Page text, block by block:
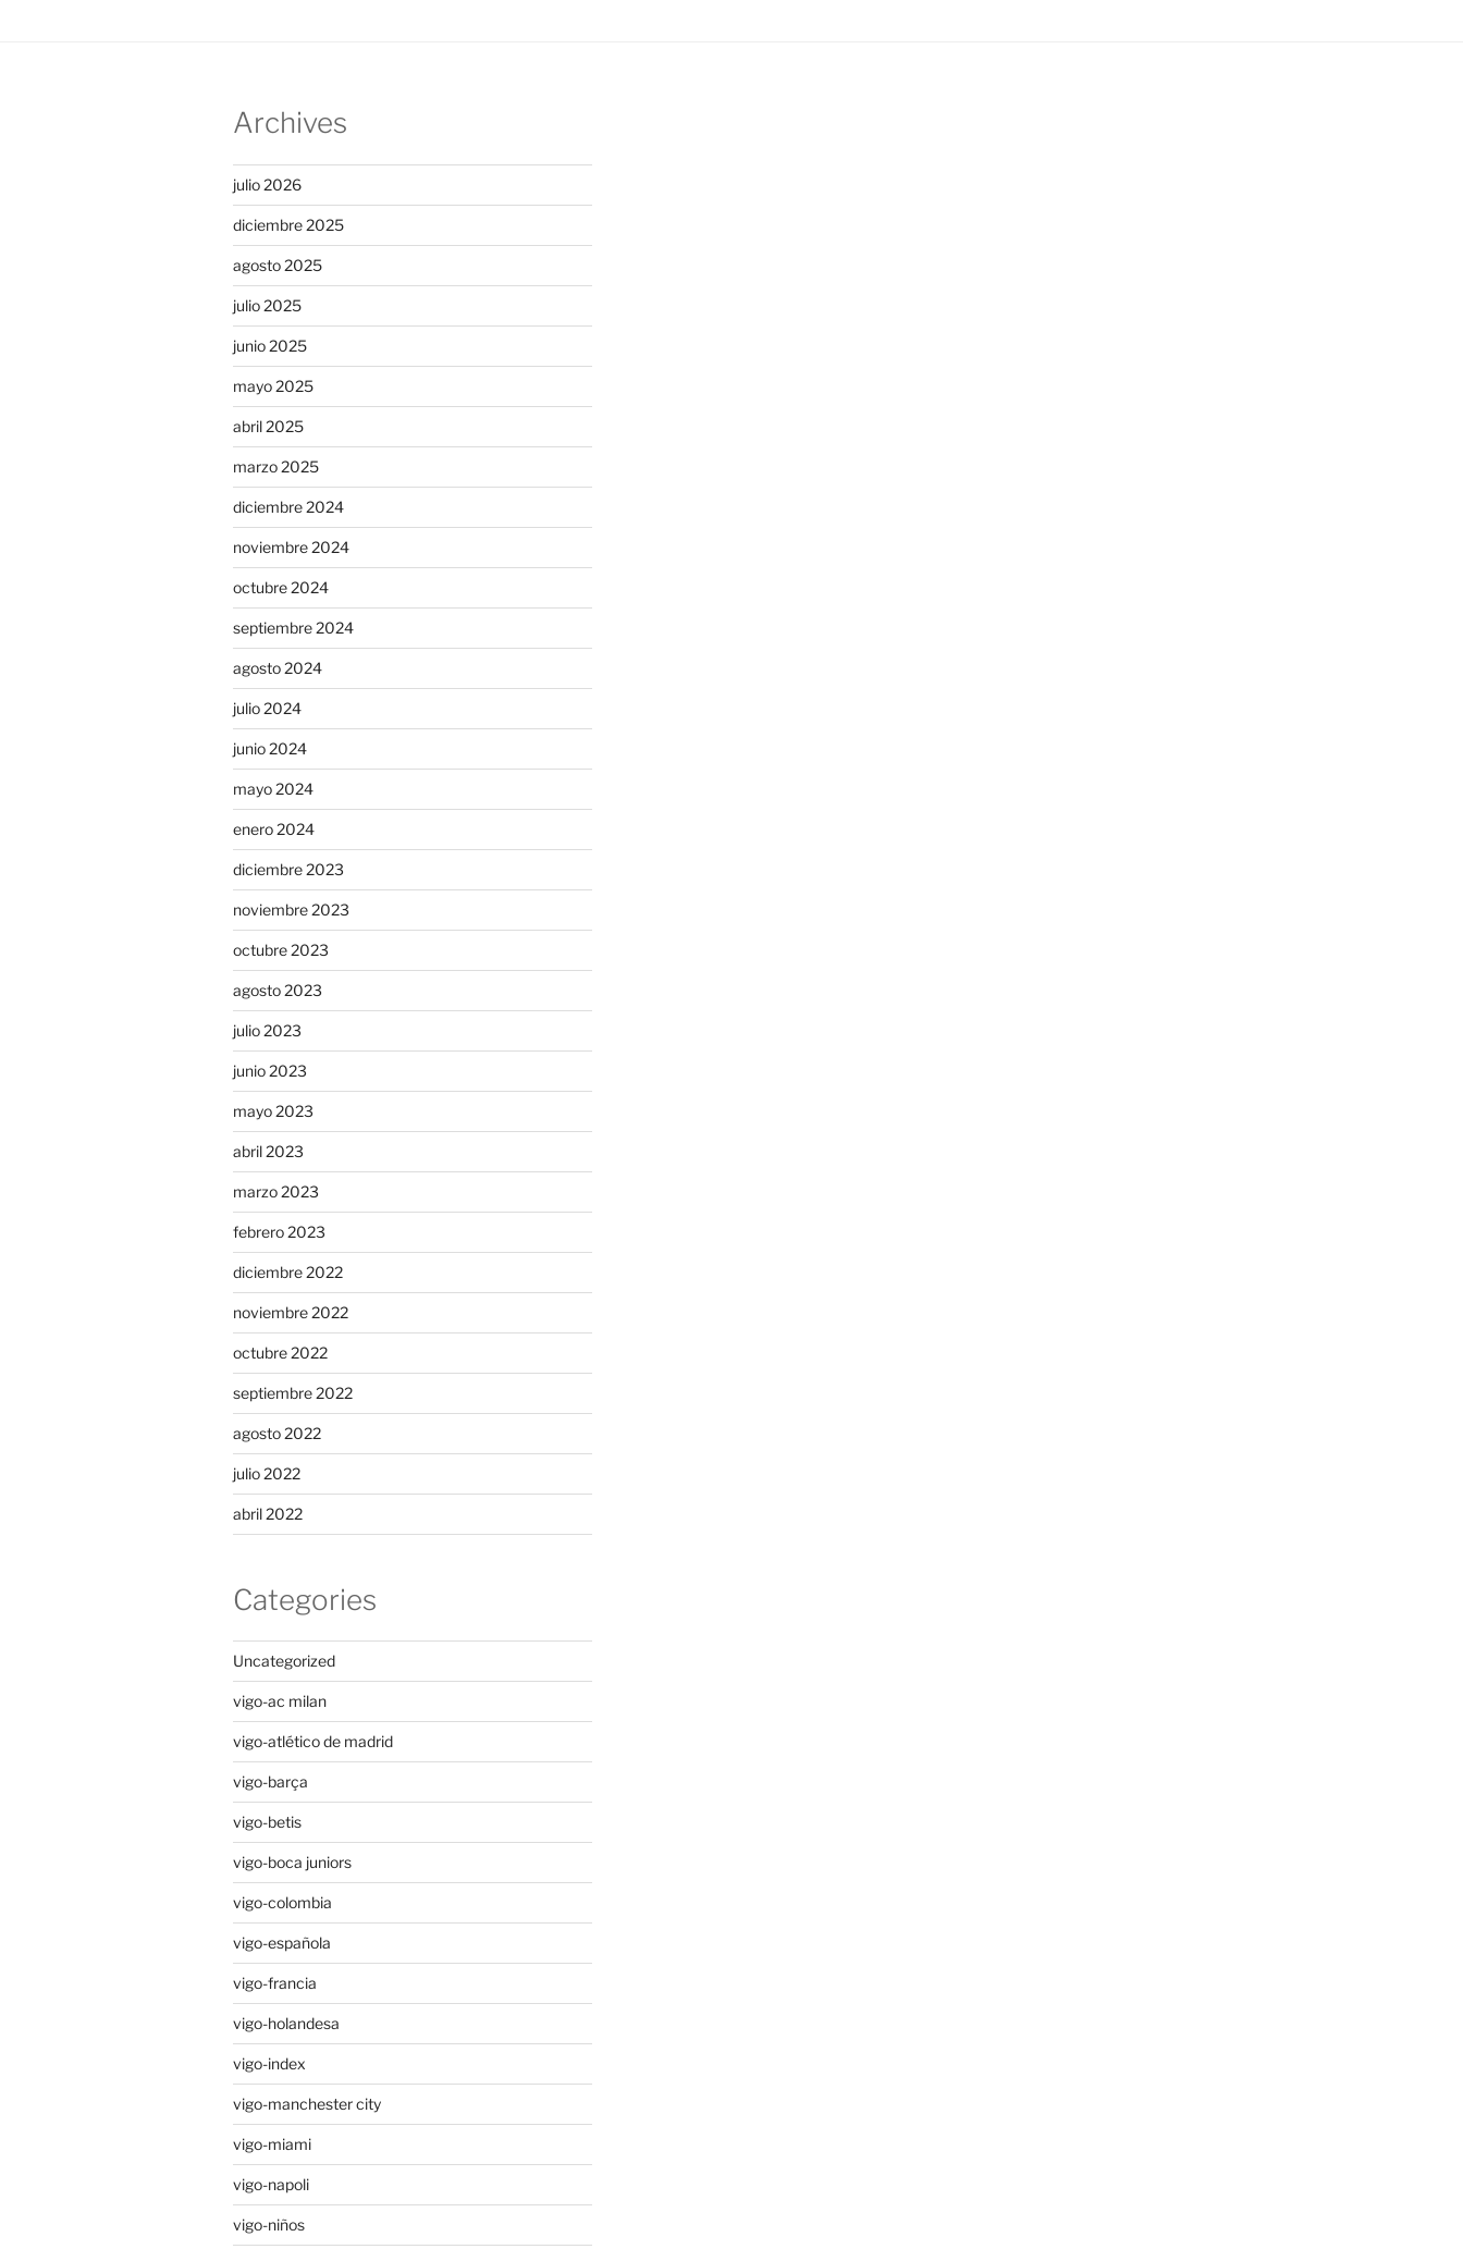
Archives
julio 2026
diciembre 2025
agosto 2025
julio 2025
junio 2025
mayo 2025
abril 2025
marzo 2025
diciembre 2024
noviembre 2024
octubre 2024
septiembre 2024
agosto 2024
julio 2024
junio 2024
mayo 2024
enero 2024
diciembre 2023
noviembre 2023
octubre 2023
agosto 2023
julio 2023
junio 2023
mayo 2023
abril 2023
marzo 2023
febrero 2023
diciembre 2022
noviembre 2022
octubre 2022
septiembre 2022
agosto 2022
julio 2022
abril 2022
Categories
Uncategorized
vigo-ac milan
vigo-atlético de madrid
vigo-barça
vigo-betis
vigo-boca juniors
vigo-colombia
vigo-española
vigo-francia
vigo-holandesa
vigo-index
vigo-manchester city
vigo-miami
vigo-napoli
vigo-niños